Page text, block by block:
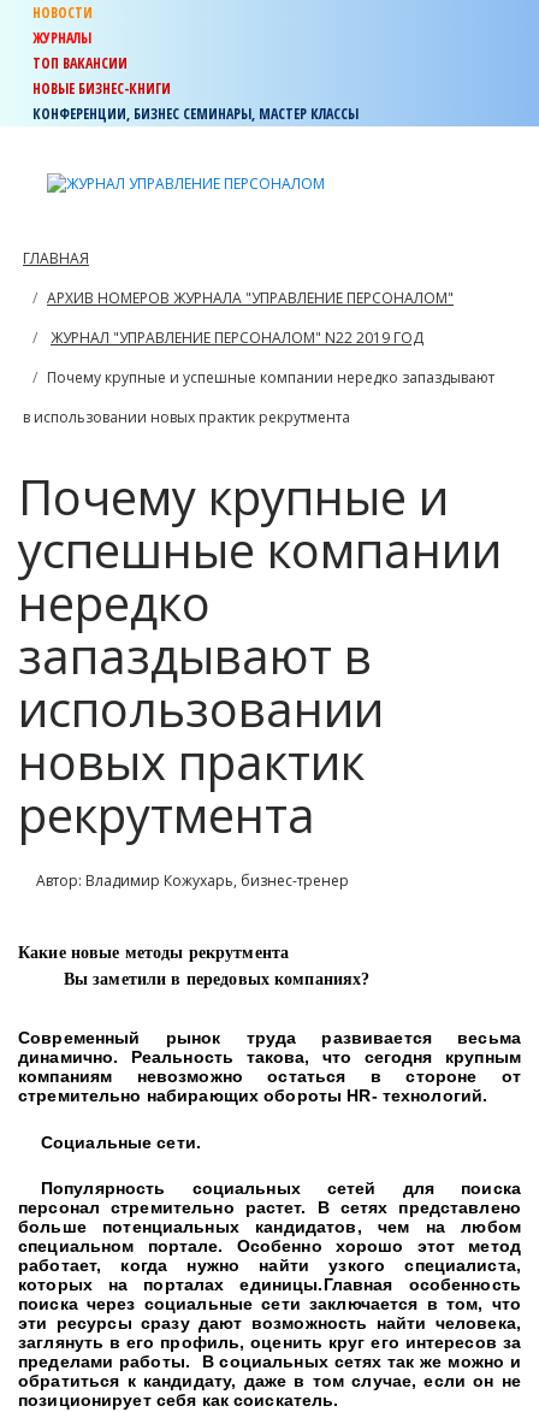
НОВОСТИ
ЖУРНАЛЫ
ТОП ВАКАНСИИ
НОВЫЕ БИЗНЕС-КНИГИ
КОНФЕРЕНЦИИ, БИЗНЕС СЕМИНАРЫ, МАСТЕР КЛАССЫ
ГЛАВНАЯ
АРХИВ НОМЕРОВ ЖУРНАЛА "УПРАВЛЕНИЕ ПЕРСОНАЛОМ"
ЖУРНАЛ "УПРАВЛЕНИЕ ПЕРСОНАЛОМ" N22 2019 ГОД
Почему крупные и успешные компании нередко запаздывают
в использовании новых практик рекрутмента
Почему крупные и
успешные компании
нередко
запаздывают в
использовании
новых практик
рекрутмента
Автор: Владимир Кожухарь, бизнес-тренер
Какие новые методы рекрутмента
Вы заметили в передовых компаниях?
Современный рынок труда развивается весьма
динамично. Реальность такова, что сегодня крупным
компаниям невозможно остаться в стороне от
стремительно набирающих обороты HR- технологий.
Социальные сети.
Популярность социальных сетей для поиска
персонал стремительно растет. В сетях представлено
больше потенциальных кандидатов, чем на любом
специальном портале. Особенно хорошо этот метод
работает, когда нужно найти узкого специалиста,
которых на порталах единицы.Главная особенность
поиска через социальные сети заключается в том, что
эти ресурсы сразу дают возможность найти человека,
заглянуть в его профиль, оценить круг его интересов за
пределами работы. В социальных сетях так же можно и
обратиться к кандидату, даже в том случае, если он не
позиционирует себя как соискатель.